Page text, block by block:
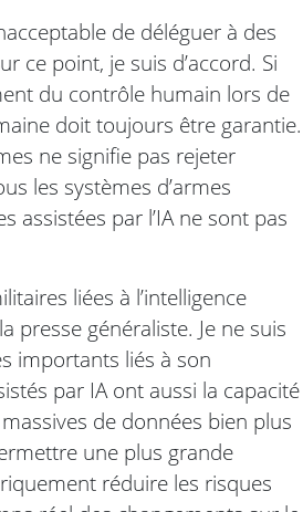
de déléguer à des
ce point, je suis d’accord. Si
du contrôle humain lors de
doit toujours être garantie.
ne signifie pas rejeter
les systèmes d’armes
assistées par l’IA ne sont pas
liées à l’intelligence
presse généraliste. Je ne suis
importants liés à son
par IA ont aussi la capacité
de données bien plus
une plus grande
réduire les risques